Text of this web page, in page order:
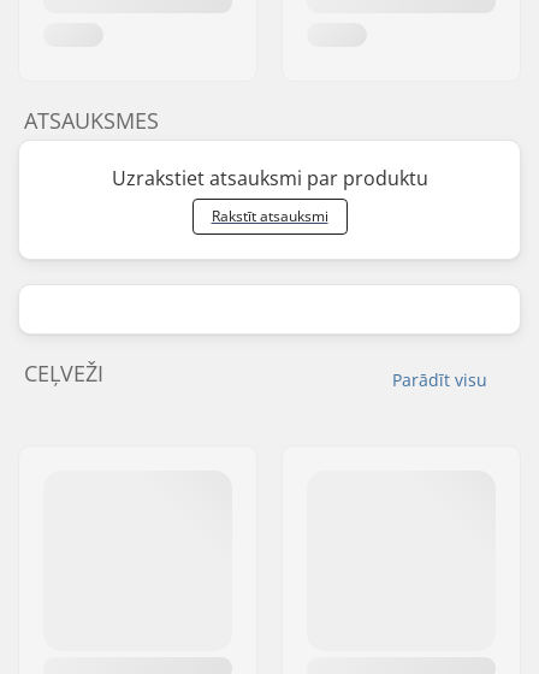
ATSAUKSMES
Uzrakstiet atsauksmi par produktu
Rakstīt atsauksmi
Parādīt visu
CEĻVEŽI